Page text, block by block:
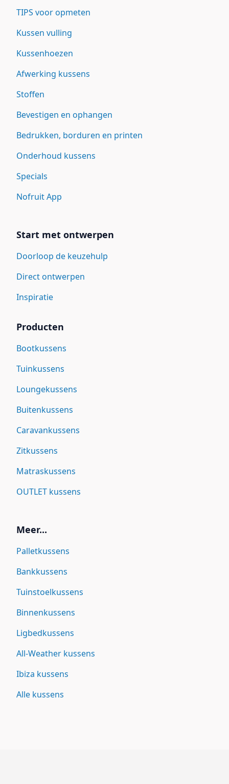
TIPS voor opmeten
Kussen vulling
Kussenhoezen
Afwerking kussens
Stoffen
Bevestigen en ophangen
Bedrukken, borduren en printen
Onderhoud kussens
Specials
Nofruit App
Start met ontwerpen
Doorloop de keuzehulp
Direct ontwerpen
Inspiratie
Producten
Bootkussens
Tuinkussens
Loungekussens
Buitenkussens
Caravankussens
Zitkussens
Matraskussens
OUTLET kussens
Meer...
Palletkussens
Bankkussens
Tuinstoelkussens
Binnenkussens
Ligbedkussens
All-Weather kussens
Ibiza kussens
Alle kussens